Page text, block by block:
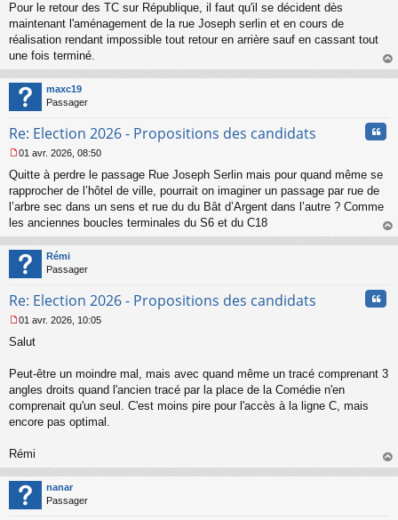
e
s
s
g
n
o
l
u
Pour le retour des TC sur République, il faut qu'il se décident dès
maintenant l'aménagement de la rue Joseph serlin et en cours de
réalisation rendant impossible tout retour en arrière sauf en cassant tout
une fois terminé.
au
maxc19
Passager
Re: Election 2026 - Propositions des candidats
e
s
s
g
n
o
l
u
01 avr. 2026, 08:50
Quitte à perdre le passage Rue Joseph Serlin mais pour quand même se
rapprocher de l’hôtel de ville, pourrait on imaginer un passage par rue de
l’arbre sec dans un sens et rue du du Bât d’Argent dans l’autre ? Comme
les anciennes boucles terminales du S6 et du C18
au
Rémi
Passager
Re: Election 2026 - Propositions des candidats
e
s
g
e
n
n
u
01 avr. 2026, 10:05
Salut
Peut-être un moindre mal, mais avec quand même un tracé comprenant 3
angles droits quand l'ancien tracé par la place de la Comédie n'en
comprenait qu'un seul. C'est moins pire pour l'accès à la ligne C, mais
encore pas optimal.
Rémi
au
nanar
Passager